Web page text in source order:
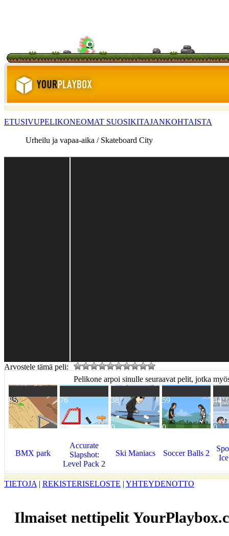
ETUSIVUPELIKONEOMAT SUOSIKITAJANKOHTAISTA
Urheilu ja vapaa-aika / Skateboard City
Arvostele tämä peli:
Pelikone arpoi sinulle seuraavat pelit, jotka
85
8
BMX park
76
6
Accurate
Slapshot:
Level Pack 2
38
0
Ski Maniacs
59
0
Soccer Balls 2
44
0
TIETOJA | REKISTERISELOSTE | YHTEYDENOTTO
Ilmaiset nettipelit